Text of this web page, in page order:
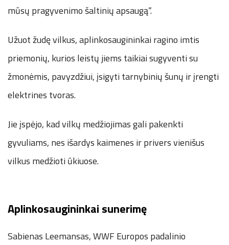
mūsų pragyvenimo šaltinių apsaugą“.
Užuot žudę vilkus, aplinkosaugininkai ragino imtis
priemonių, kurios leistų jiems taikiai sugyventi su
žmonėmis, pavyzdžiui, įsigyti tarnybinių šunų ir įrengti
elektrines tvoras.
Jie įspėjo, kad vilkų medžiojimas gali pakenkti
gyvuliams, nes išardys kaimenes ir privers vienišus
vilkus medžioti ūkiuose.
Aplinkosaugininkai sunerimę
Sabienas Leemansas, WWF Europos padalinio